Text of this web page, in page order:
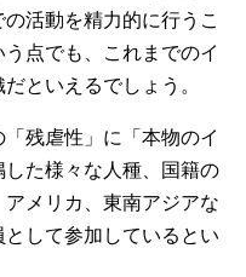
活動を精力的に行うこ
点でも、これまでのイ
といえるでしょう。
残虐性」に「本物のイ
た様々な人種、国籍の
メリカ、東南アジアな
して参加しているとい